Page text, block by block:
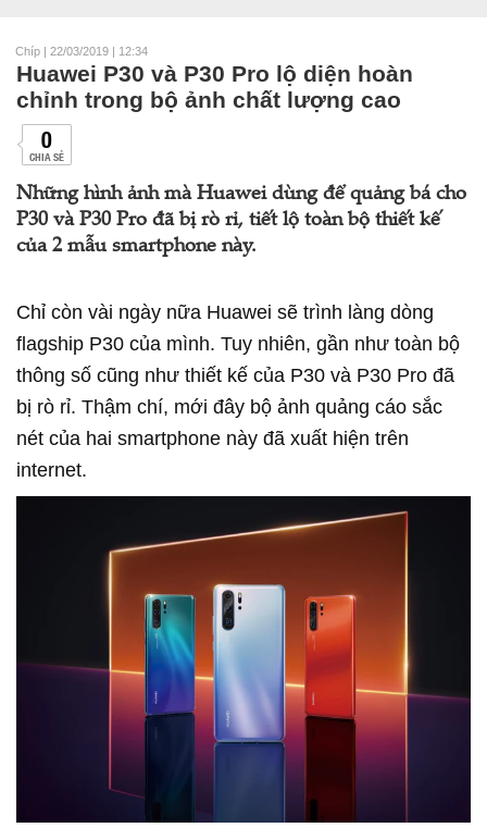
Chíp | 22/03/2019 | 12:34
Huawei P30 và P30 Pro lộ diện hoàn
chỉnh trong bộ ảnh chất lượng cao
0
CHIA SẺ
Những hình ảnh mà Huawei dùng để quảng bá cho
P30 và P30 Pro đã bị rò rỉ, tiết lộ toàn bộ thiết kế
của 2 mẫu smartphone này.
Chỉ còn vài ngày nữa Huawei sẽ trình làng dòng
flagship P30 của mình. Tuy nhiên, gần như toàn bộ
thông số cũng như thiết kế của P30 và P30 Pro đã
bị rò rỉ. Thậm chí, mới đây bộ ảnh quảng cáo sắc
nét của hai smartphone này đã xuất hiện trên
internet.